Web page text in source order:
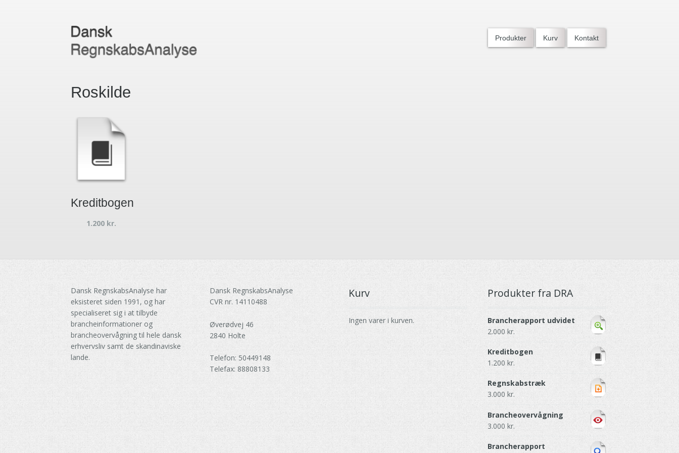
Produkter Kurv Kontakt
Roskilde
Kreditbogen
1.200 kr.
Dansk RegnskabsAnalyse har
eksisteret siden 1991, og har
specialiseret sig i at tilbyde
brancheinformationer og
brancheovervågning til hele dansk
erhvervsliv samt de skandinaviske
lande.
Dansk RegnskabsAnalyse
CVR nr. 14110488
Øverødvej 46
2840 Holte
Telefon: 50449148
Telefax: 88808133
Kurv
Ingen varer i kurven.
Produkter fra DRA
Brancherapport udvidet
2.000kr.
Kreditbogen
1.200kr.
Regnskabstræk
3.000kr.
Brancheovervågning
3.000kr.
Brancherapport